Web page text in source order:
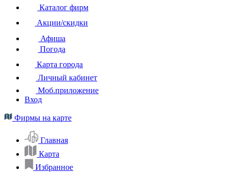
Каталог фирм
Акции/скидки
Афиша
Погода
Карта города
Личный кабинет
Моб.приложение
Вход
Фирмы на карте
Главная
Карта
Избранное